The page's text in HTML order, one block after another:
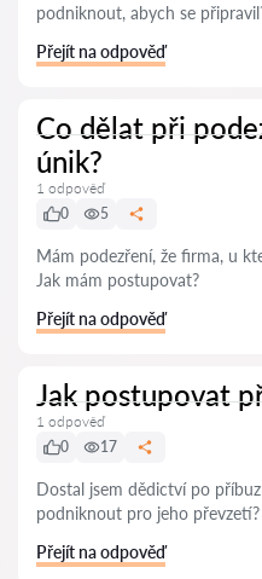
podniknout, abych se
Přejít na odpověď
Co dělat při
únik?
1 odpověď
0
5
Mám podezření, že firma, u
Jak mám postupovat?
Přejít na odpověď
Jak postupovat
1 odpověď
0
17
Dostal jsem dědictví po
podniknout pro jeho převzetí?
Přejít na odpověď